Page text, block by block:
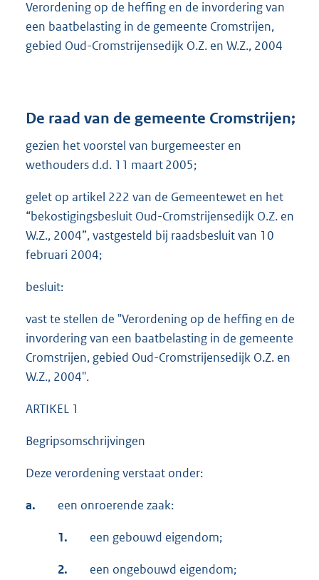
Verordening op de heffing en de invordering van
een baatbelasting in de gemeente Cromstrijen,
gebied Oud-Cromstrijensedijk O.Z. en W.Z., 2004
De raad van de gemeente Cromstrijen;
gezien het voorstel van burgemeester en
wethouders d.d. 11 maart 2005;
gelet op artikel 222 van de Gemeentewet en het
“bekostigingsbesluit Oud-Cromstrijensedijk O.Z. en
W.Z., 2004”, vastgesteld bij raadsbesluit van 10
februari 2004;
besluit:
vast te stellen de "Verordening op de heffing en de
invordering van een baatbelasting in de gemeente
Cromstrijen, gebied Oud-Cromstrijensedijk O.Z. en
W.Z., 2004".
ARTIKEL 1
Begripsomschrijvingen
Deze verordening verstaat onder:
a. een onroerende zaak:
1. een gebouwd eigendom;
2. een ongebouwd eigendom;